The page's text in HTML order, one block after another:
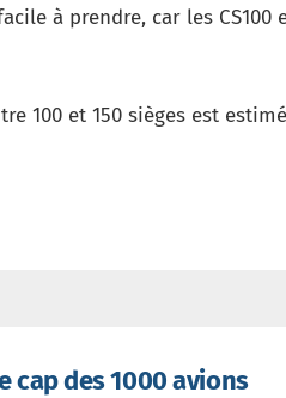
à prendre, car les CS100
100 et 150 sièges est estimé
cap des 1000 avions